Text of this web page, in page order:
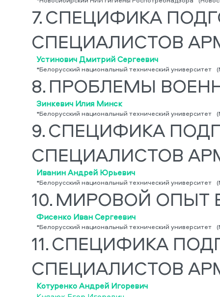
7.СПЕЦИФИКА
СПЕЦИАЛИСТОВ
Устинович Дмитрий Сергеевич
*Белорусский национальный технический университет
8. ПРОБЛЕМЫ
Зинкевич Илия Минск
*Белорусский национальный технический университет
9.СПЕЦИФИКА
СПЕЦИАЛИСТОВ
Иванин Андрей Юрьевич
*Белорусский национальный технический университет
10. МИРОВОЙ ОПЫТ
Фисенко Иван Сергеевич
*Белорусский национальный технический университет
11.СПЕЦИФИКА
СПЕЦИАЛИСТОВ
Котуренко Андрей Игоревич